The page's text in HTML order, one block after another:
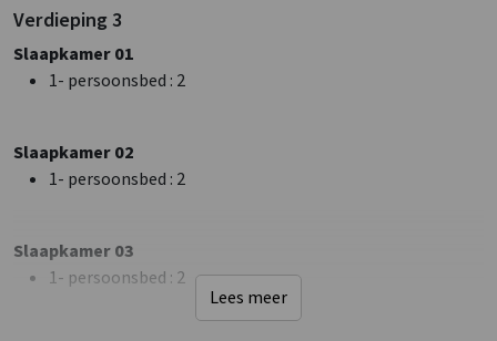
Sanitair
Douches: 8
Wastafel: 8
Toiletten
Faciliteiten (Binnen)
Muziekcomputer
Aparte woonruimte
Verdieping 3
Slaapkamer 01
1- persoonsbed : 2
Slaapkamer 02
1- persoonsbed : 2
Slaapkamer 03
1- persoonsbed : 2
Lees meer